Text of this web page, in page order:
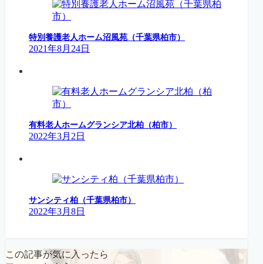
特別養護老人ホーム沼風苑（千葉県柏市）
2021年8月24日
有料老人ホームグランシア北柏（柏市）
2022年3月2日
サンシティ柏（千葉県柏市）
2022年3月8日
この記事が気に入ったら